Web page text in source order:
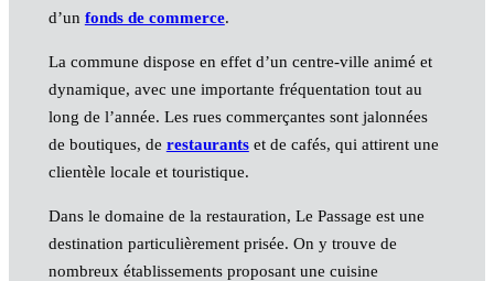
d’un fonds de commerce.
La commune dispose en effet d’un centre-ville animé et
dynamique, avec une importante fréquentation tout au
long de l’année. Les rues commerçantes sont jalonnées
de boutiques, de restaurantset de cafés, qui attirent une
clientèle locale et touristique.
Dans le domaine de la restauration, Le Passage est une
destination particulièrement prisée. On y trouve de
nombreux établissements proposant une cuisine